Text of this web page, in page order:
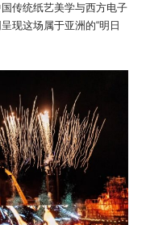
传统纸艺美学与西方电子
现这场属于亚洲的“明日